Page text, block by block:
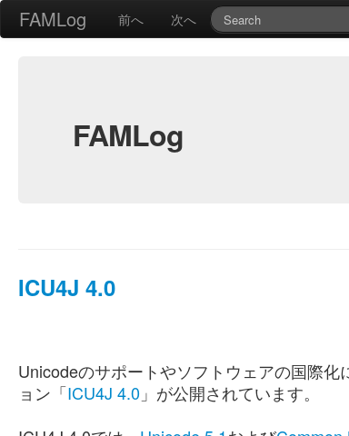
FAMLog 前へ 次へ
FAMLog
ICU4J 4.0
Unicodeのサポートやソフトウェアの国際
ョン「ICU4J 4.0 」が公開されています。